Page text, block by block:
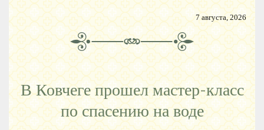
7 августа, 2026
В Ковчеге прошел мастер-класс
по спасению на воде